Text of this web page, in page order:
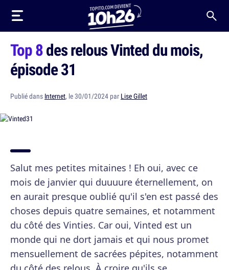
Top 8des relous Vinted du mois,
épisode 31
Publié dans Internet, le 30/01/2024 par Lise Gillet
Salut mes petites mitaines ! Eh oui, avec ce
mois de janvier qui duuuure éternellement, on
en aurait presque oublié qu'il s'en est passé des
choses depuis quatre semaines, et notamment
du côté des Vinties. Car oui, Vinted est un
monde qui ne dort jamais et qui nous promet
mensuellement de sacrées pépites, notamment